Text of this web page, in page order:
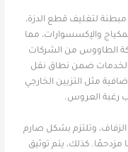
لتغليف قطع الدزة،
والإكسسوارات، مما
الطاووس من الشركات
الخدمات ضمن نطاق نقل
مثل التزيين الخارجي
رغبة العروس.
الزفاف، وتلتزم بشكل صارم
كذلك، يتم توثيق